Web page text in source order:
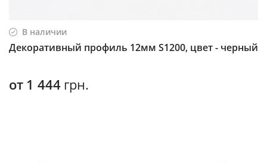
В наличии
Декоративный профиль 12мм S1200, цвет - черный
от 1 444 грн.